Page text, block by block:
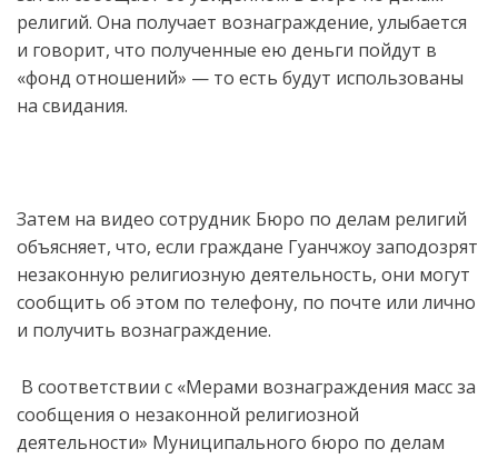
религий. Она получает вознаграждение, улыбается
и говорит, что полученные ею деньги пойдут в
«фонд отношений» — то есть будут использованы
на свидания.
Затем на видео сотрудник Бюро по делам религий
объясняет, что, если граждане Гуанчжоу заподозрят
незаконную религиозную деятельность, они могут
сообщить об этом по телефону, по почте или лично
и получить вознаграждение.
В соответствии с «Мерами вознаграждения масс за
сообщения о незаконной религиозной
деятельности» Муниципального бюро по делам